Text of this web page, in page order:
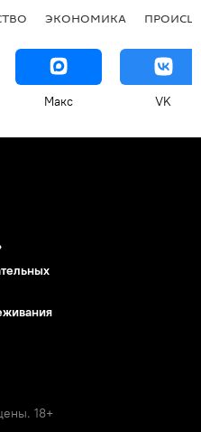
ЭКОНОМИКА
Макс VK
18+